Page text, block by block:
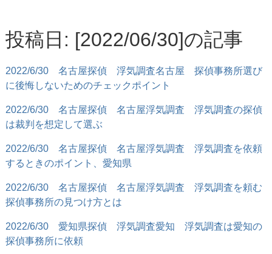
投稿日: [2022/06/30]の記事
2022/6/30
名古屋探偵 浮気調査名古屋 探偵事務所選び
に後悔しないためのチェックポイント
2022/6/30
名古屋探偵 名古屋浮気調査 浮気調査の探偵
は裁判を想定して選ぶ
2022/6/30
名古屋探偵 名古屋浮気調査 浮気調査を依頼
するときのポイント、愛知県
2022/6/30
名古屋探偵 名古屋浮気調査 浮気調査を頼む
探偵事務所の見つけ方とは
2022/6/30
愛知県探偵 浮気調査愛知 浮気調査は愛知の
探偵事務所に依頼